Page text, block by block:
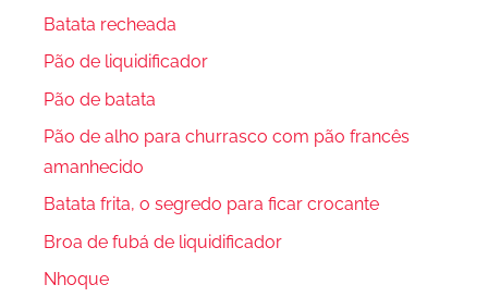
Batata recheada
Pão de liquidificador
Pão de batata
Pão de alho para churrasco com pão francês
amanhecido
Batata frita, o segredo para ficar crocante
Broa de fubá de liquidificador
Nhoque